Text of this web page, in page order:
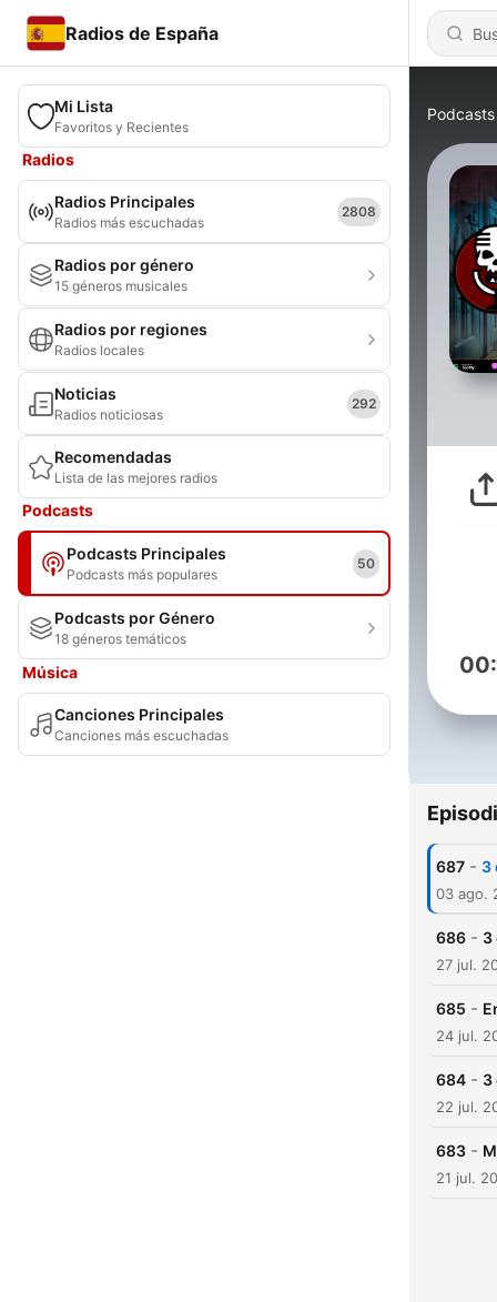
Radios de España
Mi Lista
Favoritos y Recientes
Radios
Radios Principales
Radios más escuchadas
2808
Radios por género
15 géneros musicales
Radios por regiones
Radios locales
Noticias
Radios noticiosas
292
Recomendadas
Lista de las mejores radios
Podcasts
Podcasts Principales
Podcasts más populares
50
Podcasts por Género
18 géneros temáticos
Música
Canciones Principales
Canciones más escuchadas
Podcasts
687 - 3
03 ago.
686 - 3
27 jul.
685 -
24 jul.
684 - 3
22 jul.
683 -
21 jul.